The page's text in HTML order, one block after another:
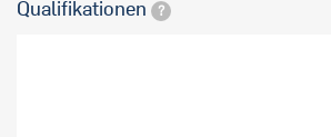
Qualifikationen ?